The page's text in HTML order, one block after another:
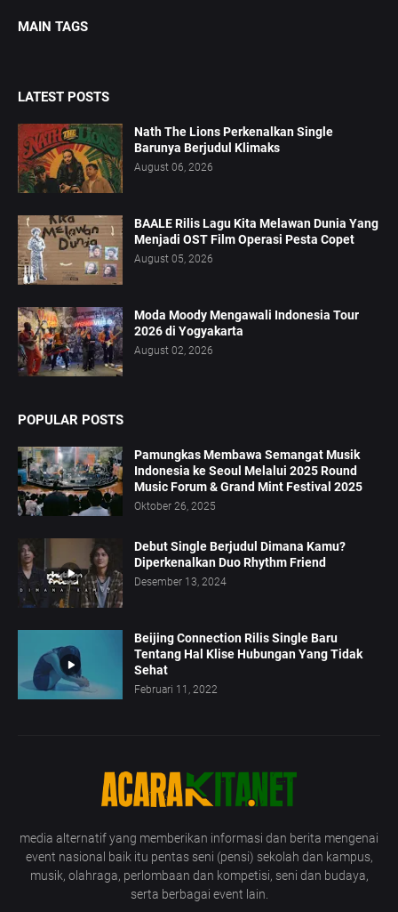
MAIN TAGS
LATEST POSTS
Nath The Lions Perkenalkan Single
Barunya Berjudul Klimaks
August 06, 2026
BAALE Rilis Lagu Kita Melawan Dunia Yang
Menjadi OST Film Operasi Pesta Copet
August 05, 2026
Moda Moody Mengawali Indonesia Tour
2026 di Yogyakarta
August 02, 2026
POPULAR POSTS
Pamungkas Membawa Semangat Musik
Indonesia ke Seoul Melalui 2025 Round
Music Forum & Grand Mint Festival 2025
Oktober 26, 2025
Debut Single Berjudul Dimana Kamu?
Diperkenalkan Duo Rhythm Friend
Desember 13, 2024
Beijing Connection Rilis Single Baru
Tentang Hal Klise Hubungan Yang Tidak
Sehat
Februari 11, 2022
media alternatif yang memberikan informasi dan berita mengenai
event nasional baik itu pentas seni (pensi) sekolah dan kampus,
musik, olahraga, perlombaan dan kompetisi, seni dan budaya,
serta berbagai event lain.